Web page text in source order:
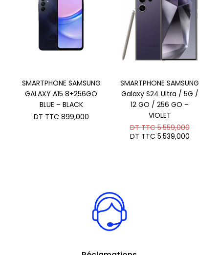
SMARTPHONE SAMSUNG
GALAXY A15 8+256GO
BLUE – BLACK
DT TTC 899,000
SMARTPHONE SAMSUNG
Galaxy S24 Ultra / 5G /
12 GO / 256 GO –
VIOLET
DT TTC5.559,000Le
prix
DT TTC 5.539,000Le